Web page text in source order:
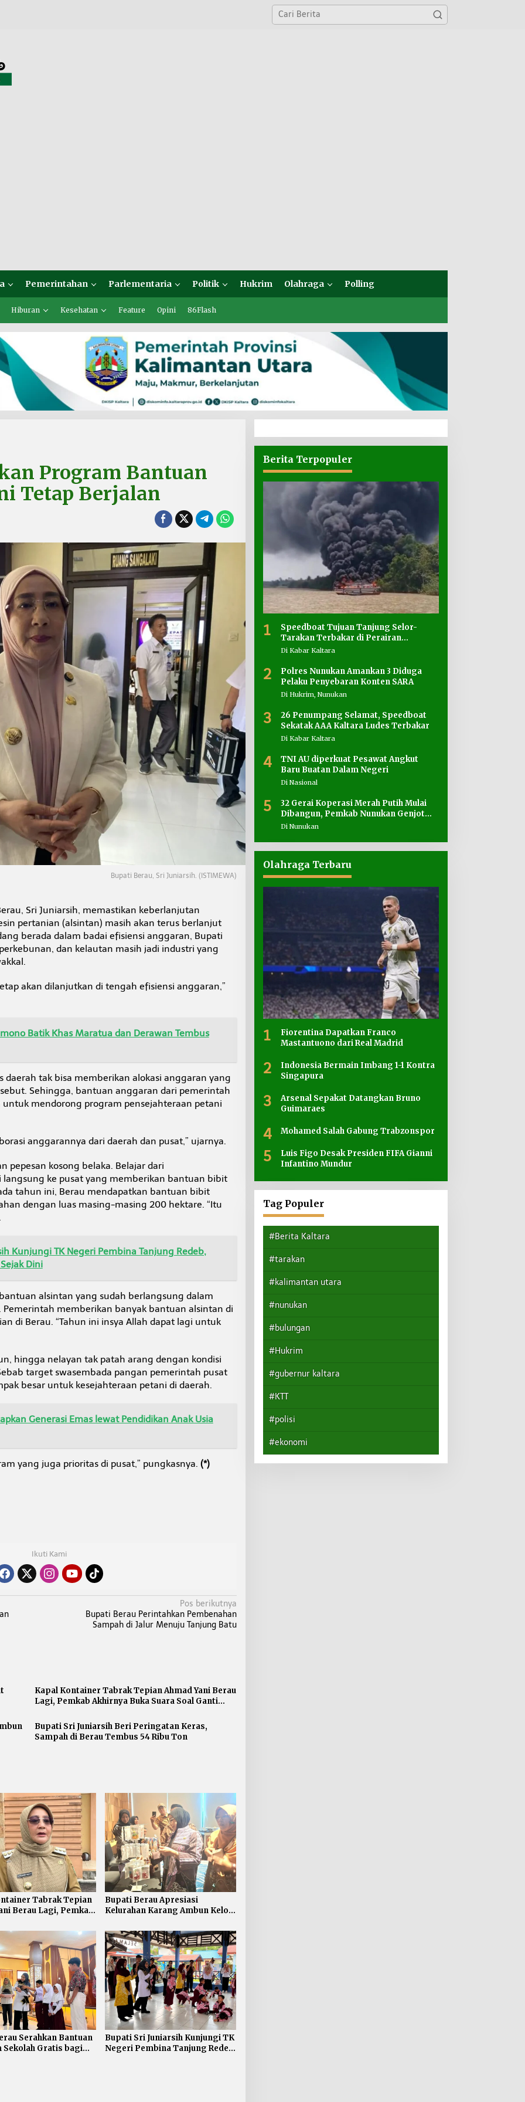
Pemerintahan Parlementaria Politik Hukrim Olahraga Polling
Hiburan Kesehatan Feature Opini 86Flash
Program Bantuan
Tetap Berjalan
Bupati Berau, Sri Juniarsih. (ISTIMEWA)
Sri Juniarsih, memastikan keberlanjutan
pertanian (alsintan) masih akan terus berlanjut
berada dalam badai efisiensi anggaran, Bupati
dan kelautan masih jadi industri yang
akan dilanjutkan di tengah efisiensi anggaran,”
Batik Khas Maratua dan Derawan Tembus
daerah tak bisa memberikan alokasi anggaran yang
Sehingga, bantuan anggaran dari pemerintah
mendorong program pensejahteraan petani
anggarannya dari daerah dan pusat,” ujarnya.
pepesan kosong belaka. Belajar dari
ke pusat yang memberikan bantuan bibit
tahun ini, Berau mendapatkan bantuan bibit
dengan luas masing-masing 200 hektare. “Itu
Kunjungi TK Negeri Pembina Tanjung Redeb,
Dini
alsintan yang sudah berlangsung dalam
memberikan banyak bantuan alsintan di
di Berau. “Tahun ini insya Allah dapat lagi untuk
hingga nelayan tak patah arang dengan kondisi
target swasembada pangan pemerintah pusat
besar untuk kesejahteraan petani di daerah.
Generasi Emas lewat Pendidikan Anak Usia
yang juga prioritas di pusat,” pungkasnya. (*)
Ikuti Kami
Pos berikutnya
Bupati Berau Perintahkan Pembenahan
Sampah di Jalur Menuju Tanjung Batu
Kapal Kontainer Tabrak Tepian Ahmad Yani Berau
Lagi, Pemkab Akhirnya Buka Suara Soal Ganti
Bupati Sri Juniarsih Beri Peringatan Keras,
Sampah di Berau Tembus 54 Ribu Ton
Tabrak Tepian
Berau Lagi, Pemkab
Bupati Berau Apresiasi
Kelurahan Karang Ambun Kelola
Serahkan Bantuan
Sekolah Gratis bagi
Bupati Sri Juniarsih Kunjungi TK
Negeri Pembina Tanjung Redeb,
Berita Terpopuler
1
Speedboat Tujuan Tanjung Selor-
Tarakan Terbakar di Perairan
Salimbatu
Di Kabar Kaltara
2
Polres Nunukan Amankan 3 Diduga
Pelaku Penyebaran Konten SARA
Di Hukrim, Nunukan
3
26 Penumpang Selamat, Speedboat
Sekatak AAA Kaltara Ludes Terbakar
Di Kabar Kaltara
4
TNI AU diperkuat Pesawat Angkut
Baru Buatan Dalam Negeri
Di Nasional
5
32 Gerai Koperasi Merah Putih Mulai
Dibangun, Pemkab Nunukan Genjot
Penyediaan Lahan
Di Nunukan
Olahraga Terbaru
1
Fiorentina Dapatkan Franco
Mastantuono dari Real Madrid
2
Indonesia Bermain Imbang 1-1 Kontra
Singapura
3
Arsenal Sepakat Datangkan Bruno
Guimaraes
4 Mohamed Salah Gabung Trabzonspor
5
Luis Figo Desak Presiden FIFA Gianni
Infantino Mundur
Tag Populer
#Berita Kaltara
#tarakan
#kalimantan utara
#nunukan
#bulungan
#Hukrim
#gubernur kaltara
#KTT
#polisi
#ekonomi